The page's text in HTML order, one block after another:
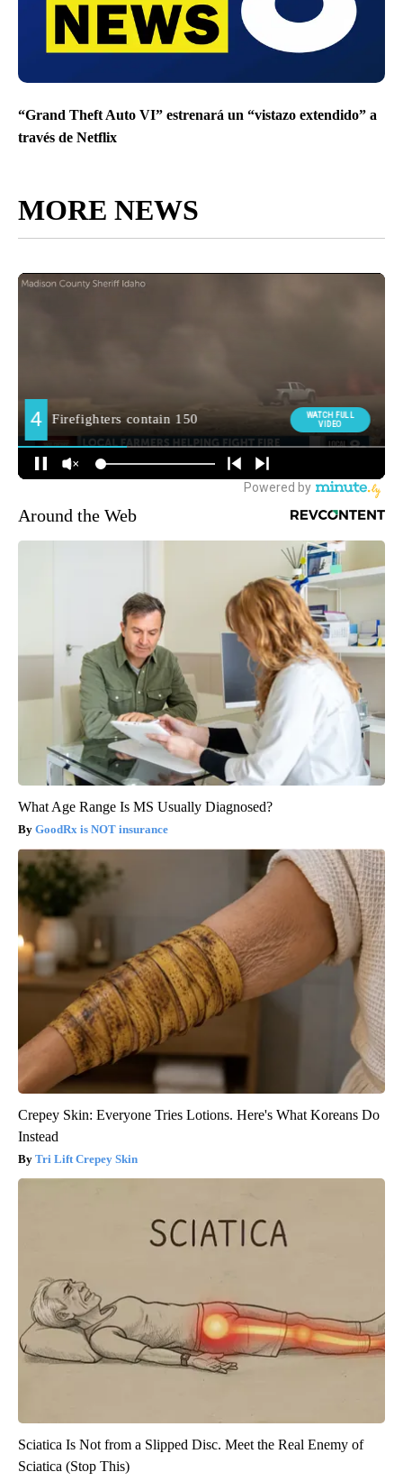
“Grand Theft Auto VI” estrenará un “vistazo extendido” a
través de Netflix
MORE NEWS
Around the Web
What Age Range Is MS Usually Diagnosed?
GoodRx is NOT insurance
Crepey Skin: Everyone Tries Lotions. Here's What Koreans Do
Instead
Tri Lift Crepey Skin
Sciatica Is Not from a Slipped Disc. Meet the Real Enemy of
Sciatica (Stop This)